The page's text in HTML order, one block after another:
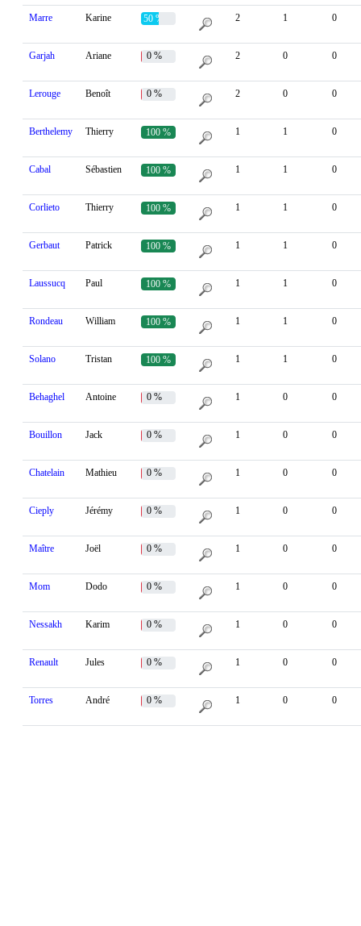
Marre Karine 50 % 2 1 0
Garjah Ariane 0 % 2 0 0
Lerouge Benoît 0 % 2 0 0
Berthelemy Thierry 100 % 1 1 0
Cabal Sébastien 100 % 1 1 0
Corlieto Thierry 100 % 1 1 0
Gerbaut Patrick 100 % 1 1 0
Laussucq Paul 100 % 1 1 0
Rondeau William 100 % 1 1 0
Solano Tristan 100 % 1 1 0
Behaghel Antoine 0 % 1 0 0
Bouillon Jack 0 % 1 0 0
Chatelain Mathieu 0 % 1 0 0
Cieply Jérémy 0 % 1 0 0
Maître Joël 0 % 1 0 0
Mom Dodo 0 % 1 0 0
Nessakh Karim 0 % 1 0 0
Renault Jules 0 % 1 0 0
Torres André 0 % 1 0 0